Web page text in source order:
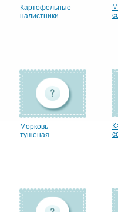
Картофельные
налистники...
Морковь
тушеная